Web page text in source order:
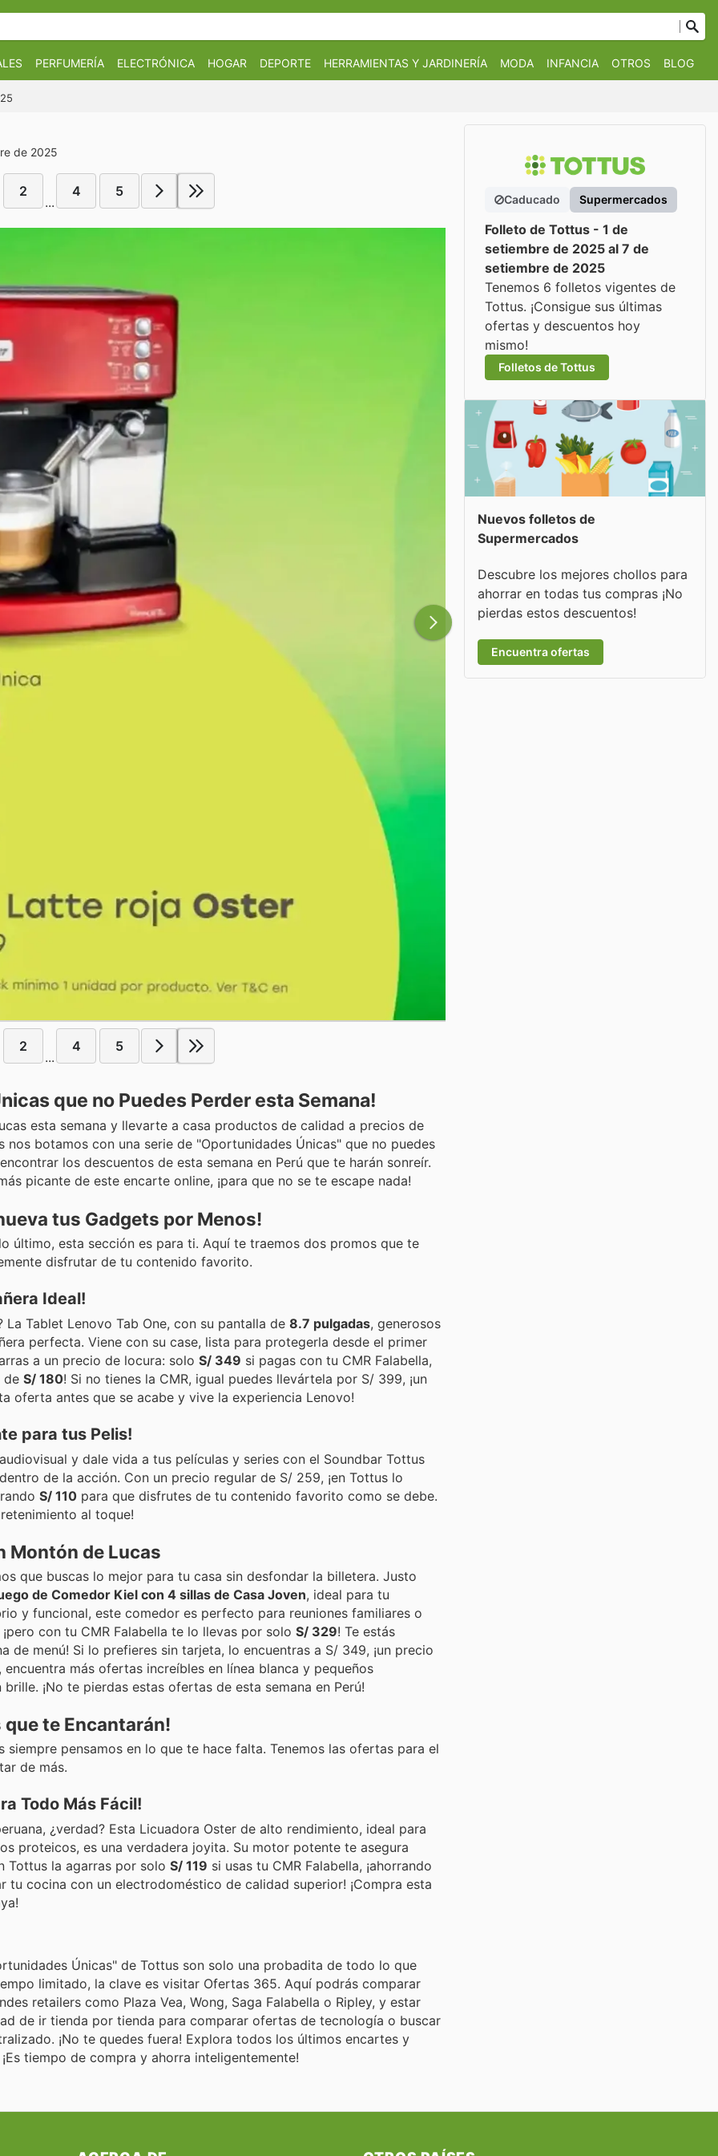
PERFUMERÍA ELECTRÓNICA HOGAR DEPORTE HERRAMIENTAS Y JARDINERÍA MODA INFANCIA OTROS BLOG
de 2025
2
...
4 5
2
...
4 5
que no Puedes Perder esta Semana!
esta semana y llevarte a casa productos de calidad a precios de
botamos con una serie de "Oportunidades Únicas" que no puedes
los descuentos de esta semana en Perú que te harán sonreír.
picante de este encarte online, ¡para que no se te escape nada!
tus Gadgets por Menos!
último, esta sección es para ti. Aquí te traemos dos promos que te
disfrutar de tu contenido favorito.
Ideal!
Tablet Lenovo Tab One, con su pantalla de 8.7 pulgadas, generosos
perfecta. Viene con su case, lista para protegerla desde el primer
a un precio de locura: solo S/ 349 si pagas con tu CMR Falabella,
de S/ 180! Si no tienes la CMR, igual puedes llevártela por S/ 399, ¡un
oferta antes que se acabe y vive la experiencia Lenovo!
para tus Pelis!
y dale vida a tus películas y series con el Soundbar Tottus
de la acción. Con un precio regular de S/ 259, ¡en Tottus lo
S/ 110 para que disfrutes de tu contenido favorito como se debe.
al toque!
Montón de Lucas
que buscas lo mejor para tu casa sin desfondar la billetera. Justo
de Comedor Kiel con 4 sillas de Casa Joven, ideal para tu
y funcional, este comedor es perfecto para reuniones familiares o
con tu CMR Falabella te lo llevas por solo S/ 329! Te estás
de menú! Si lo prefieres sin tarjeta, lo encuentras a S/ 349, ¡un precio
más ofertas increíbles en línea blanca y pequeños
¡No te pierdas estas ofertas de esta semana en Perú!
que te Encantarán!
pensamos en lo que te hace falta. Tenemos las ofertas para el
de más.
Todo Más Fácil!
¿verdad? Esta Licuadora Oster de alto rendimiento, ideal para
proteicos, es una verdadera joyita. Su motor potente te asegura
Tottus la agarras por solo S/ 119 si usas tu CMR Falabella, ¡ahorrando
tu cocina con un electrodoméstico de calidad superior! ¡Compra esta
Únicas" de Tottus son solo una probadita de todo lo que
limitado, la clave es visitar Ofertas 365. Aquí podrás comparar
retailers como Plaza Vea, Wong, Saga Falabella o Ripley, y estar
de ir tienda por tienda para comparar ofertas de tecnología o buscar
¡No te quedes fuera! Explora todos los últimos encartes y
tiempo de compra y ahorra inteligentemente!
Caducado Supermercados
Folleto de Tottus - 1 de
setiembre de 2025 al 7 de
setiembre de 2025
Tenemos 6 folletos vigentes de
Tottus. ¡Consigue sus últimas
ofertas y descuentos hoy
mismo!
Folletos de Tottus
Nuevos folletos de
Supermercados
Descubre los mejores chollos para
ahorrar en todas tus compras ¡No
pierdas estos descuentos!
Encuentra ofertas